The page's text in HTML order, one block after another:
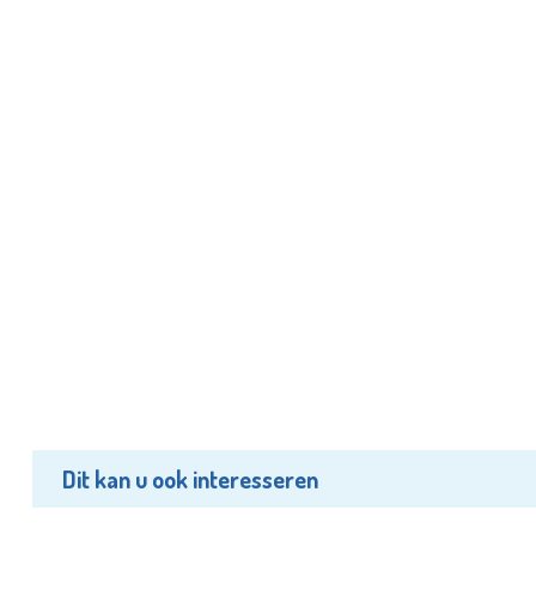
Dit kan u ook interesseren